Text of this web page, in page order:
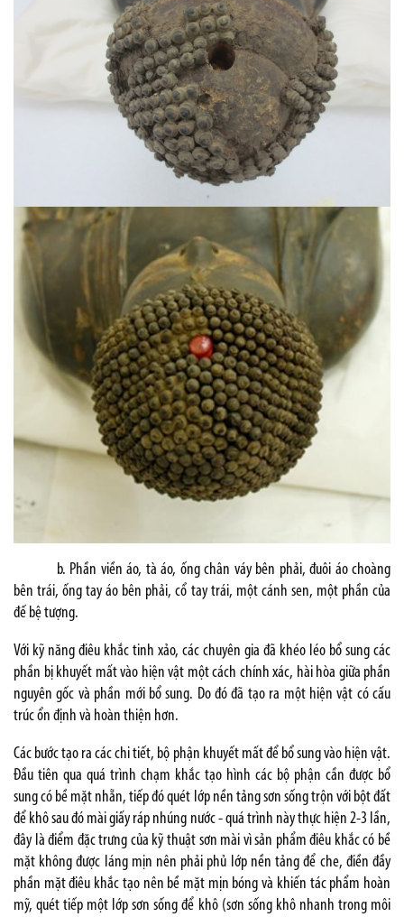
b. Phần viền áo, tà áo, ống chân váy bên phải, đuôi áo choàng
bên trái, ống tay áo bên phải, cổ tay trái, một cánh sen, một phần của
đế bệ tượng.
Với kỹ năng điêu khắc tinh xảo, các chuyên gia đã khéo léo bổ sung các
phần bị khuyết mất vào hiện vật một cách chính xác, hài hòa giữa phần
nguyên gốc và phần mới bổ sung. Do đó đã tạo ra một hiện vật có cấu
trúc ổn định và hoàn thiện hơn.
Các bước tạo ra các chi tiết, bộ phận khuyết mất để bổ sung vào hiện vật.
Đầu tiên qua quá trình chạm khắc tạo hình các bộ phận cần được bổ
sung có bề mặt nhẵn, tiếp đó quét lớp nền tảng sơn sống trộn với bột đất
để khô sau đó mài giấy ráp nhúng nước - quá trình này thực hiện 2-3 lần,
đây là điểm đặc trưng của kỹ thuật sơn mài vì sản phẩm điêu khắc có bề
mặt không được láng mịn nên phải phủ lớp nền tảng để che, điền đầy
phần mặt điêu khắc tạo nên bề mặt mịn bóng và khiến tác phẩm hoàn
mỹ, quét tiếp một lớp sơn sống để khô (sơn sống khô nhanh trong môi